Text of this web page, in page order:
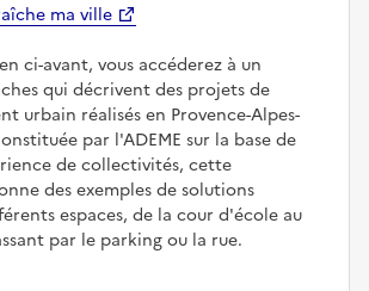
ma ville
ci-avant, vous accéderez à un
qui décrivent des projets de
urbain réalisés en Provence-Alpes-
par l'ADEME sur la base de
de collectivités, cette
des exemples de solutions
espaces, de la cour d'école au
par le parking ou la rue.